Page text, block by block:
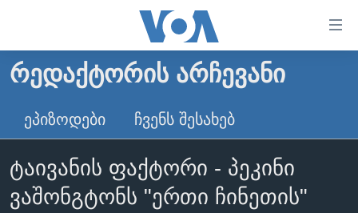
ხელმისაწვდომობისთვის
გადადით
მთავარზე
გადადით
მთავარ
ნავიგაციაზე
გადადით
ძიებაზე
ᲛᲗᲐᲕᲐᲠᲘ
ᲐᲮᲐᲚᲘ ᲐᲛᲑᲔᲑᲘ
ᲡᲐᲥᲐᲠᲗᲕᲔᲚᲝ
ᲐᲨᲨ
ᲐᲨᲨ-ᲘᲡ ᲐᲠᲩᲔᲕᲜᲔᲑᲘ 2024
ᲠᲔᲓᲐᲥᲢᲝᲠᲘᲡ ᲐᲠᲩᲔᲕᲐᲜᲘ
ᲔᲞᲘᲖᲝᲓᲔᲑᲘ ᲩᲕᲔᲜᲡ ᲨᲔᲡᲐᲮᲔᲑ
ტაივანის ფაქტორი - პეკინი
ვაშონგტონს "ერთი ჩინეთის"